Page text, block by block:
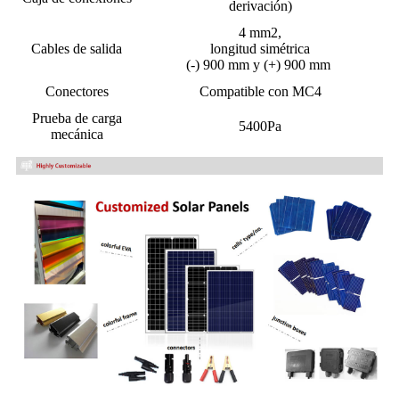
derivación)
Cables de salida
4 mm2,
longitud simétrica
(-) 900 mm y (+) 900 mm
Conectores
Compatible con MC4
Prueba de carga
mecánica
5400Pa